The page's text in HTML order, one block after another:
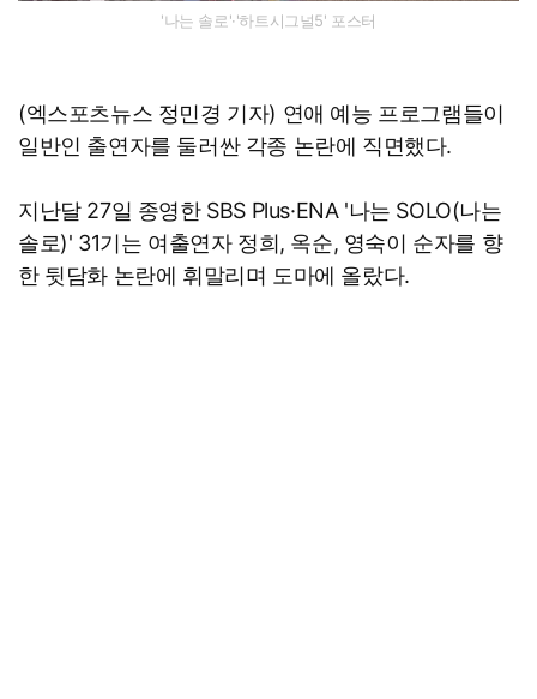
'나는 솔로'·'하트시그널5' 포스터
(엑스포츠뉴스 정민경 기자) 연애 예능 프로그램들이
일반인 출연자를 둘러싼 각종 논란에 직면했다.
지난달 27일 종영한 SBS Plus·ENA '나는 SOLO(나는
솔로)' 31기는 여출연자 정희, 옥순, 영숙이 순자를 향
한 뒷담화 논란에 휘말리며 도마에 올랐다.